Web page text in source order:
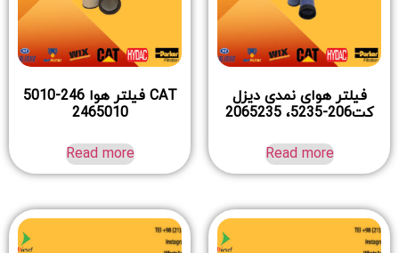
فیلتر هوای نمدی دیزل
کت206-5235، 2065235
Read more
CAT فیلتر هوا 246-5010
2465010
Read more